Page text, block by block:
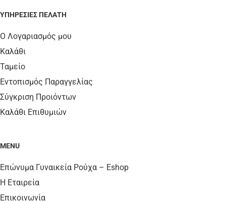
ΥΠΗΡΕΣΊΕΣ ΠΕΛΆΤΗ
Ο Λογαριασμός μου
Καλάθι
Ταμείο
Εντοπισμός Παραγγελίας
Σύγκριση Προιόντων
Καλάθι Επιθυμιών
MENU
Επώνυμα Γυναικεία Ρούχα – Eshop
Η Εταιρεία
Επικοινωνία